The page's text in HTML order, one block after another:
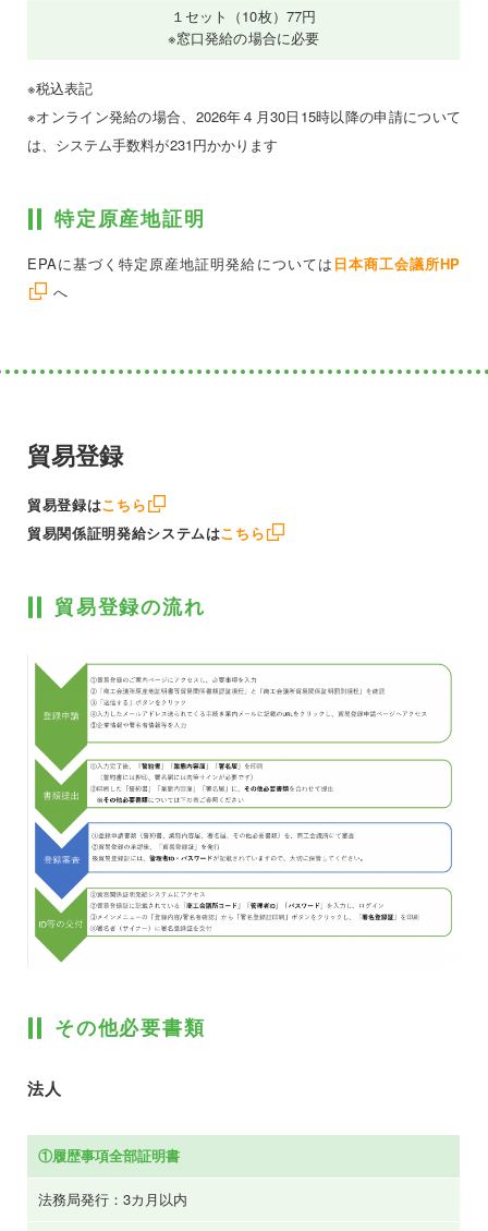
１セット（10枚）77円
※窓口発給の場合に必要
※税込表記
※オンライン発給の場合、2026年４月30日15時以降の申請について
は、システム手数料が231円かかります
特定原産地証明
EPAに基づく特定原産地証明発給については 日本商工会議所HP
へ
貿易登録
貿易登録はこちら
貿易関係証明発給システムはこちら
貿易登録の流れ
その他必要書類
法人
①履歴事項全部証明書
法務局発行：3カ月以内